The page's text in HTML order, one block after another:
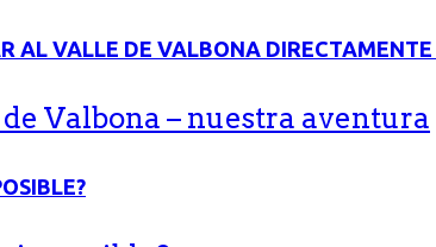
Valbona – nuestra aventura